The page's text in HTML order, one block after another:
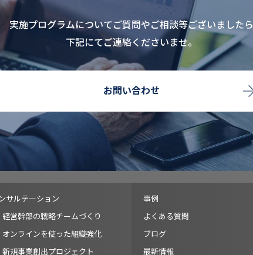
実施プログラムについてご質問やご相談等ございましたら
下記にてご連絡くださいませ。
お問い合わせ
サルテーション
経営幹部の戦略チームづくり
オンラインを使った組織強化
新規事業創出プロジェクト
事例
よくある質問
ブログ
最新情報